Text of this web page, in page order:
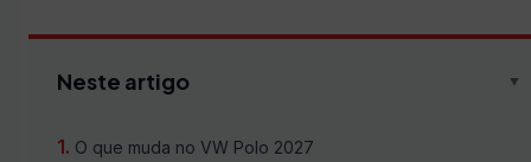
Neste artigo ▼
O que muda no VW Polo 2027